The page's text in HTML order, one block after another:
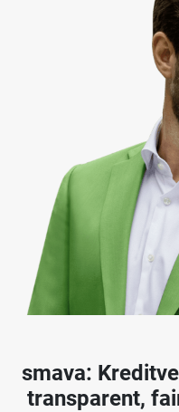
smava:
transparent,